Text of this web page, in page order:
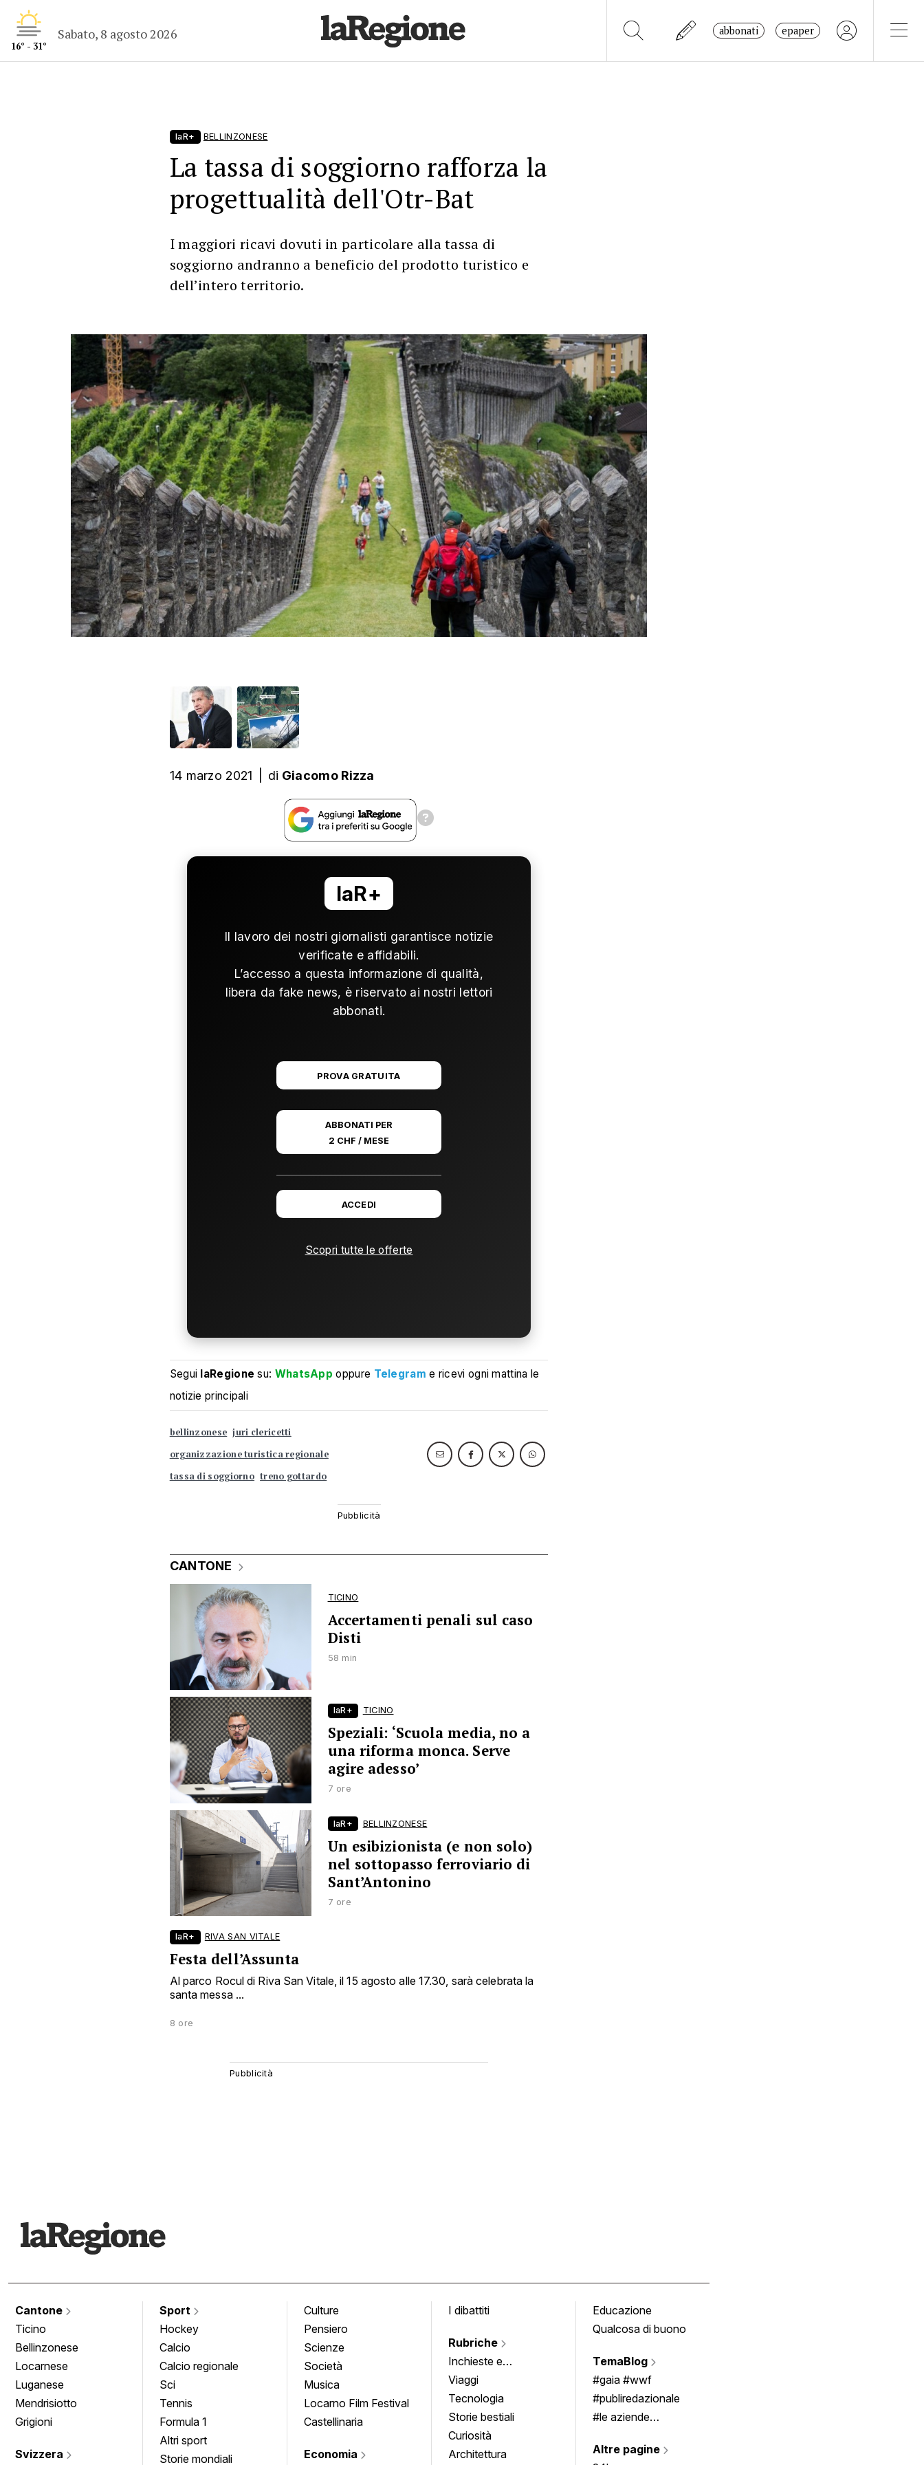
16° - 31°
Sabato, 8 agosto 2026 abbonati epaper
laR+ BELLINZONESE
La tassa di soggiorno rafforza la
progettualità dell'Otr-Bat
I maggiori ricavi dovuti in particolare alla tassa di
soggiorno andranno a beneficio del prodotto turistico e
dell’intero territorio.
14 marzo 2021 di Giacomo Rizza
laR+
Il lavoro dei nostri giornalisti garantisce notizie
verificate e affidabili.
L’accesso a questa informazione di qualità,
libera da fake news, è riservato ai nostri lettori
abbonati.
PROVA GRATUITA
ABBONATI PER
2 CHF / MESE
ACCEDI
Scopri tutte le offerte
Segui laRegione su: WhatsApp oppure Telegram e ricevi ogni mattina le
notizie principali
bellinzonese juri clericetti
organizzazione turistica regionale
tassa di soggiorno treno gottardo
CANTONE
TICINO
Accertamenti penali sul caso
Disti
58 min
laR+ TICINO
Speziali: ‘Scuola media, no a
una riforma monca. Serve
agire adesso’
7 ore
laR+ BELLINZONESE
Un esibizionista (e non solo)
nel sottopasso ferroviario di
Sant’Antonino
7 ore
laR+ RIVA SAN VITALE
Festa dell’Assunta
Al parco Rocul di Riva San Vitale, il 15 agosto alle 17.30, sarà celebrata la
santa messa ...
8 ore
Cantone
Ticino
Bellinzonese
Locarnese
Luganese
Mendrisiotto
Grigioni
Svizzera
Sport
Hockey
Calcio
Calcio regionale
Sci
Tennis
Formula 1
Altri sport
Storie mondiali
Culture
Pensiero
Scienze
Società
Musica
Locarno Film Festival
Castellinaria
Economia
I dibattiti
Rubriche
Inchieste e
approfondimenti
Viaggi
Tecnologia
Storie bestiali
Curiosità
Architettura
Educazione
Qualcosa di buono
TemaBlog
#gaia #wwf
#publiredazionale
#le aziende
Altre pagine